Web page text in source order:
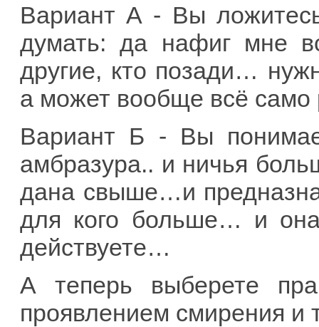
Вариант А - Вы
думать: да нафиг мне
другие, кто позади…
а может вообще всё само
Вариант Б - Вы
амбразура.. и ничья
дана свыше…и
для кого больше… и
действуете…
А теперь выберете
проявлением смирения и